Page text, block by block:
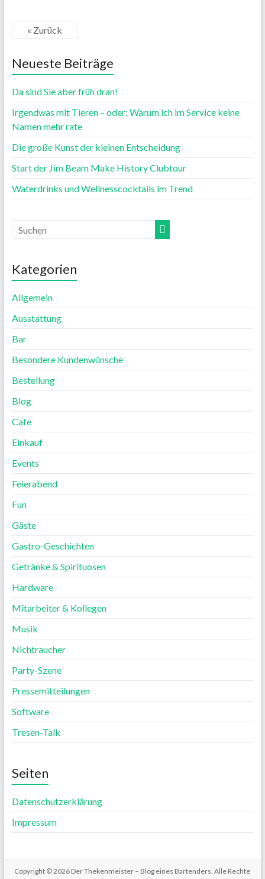
« Zurück
Neueste Beiträge
Da sind Sie aber früh dran!
Irgendwas mit Tieren – oder: Warum ich im Service keine
Namen mehr rate
Die große Kunst der kleinen Entscheidung
Start der Jim Beam Make History Clubtour
Waterdrinks und Wellnesscocktails im Trend
Kategorien
Allgemein
Ausstattung
Bar
Besondere Kundenwünsche
Bestellung
Blog
Cafe
Einkauf
Events
Feierabend
Fun
Gäste
Gastro-Geschichten
Getränke & Spirituosen
Hardware
Mitarbeiter & Kollegen
Musik
Nichtraucher
Party-Szene
Pressemitteilungen
Software
Tresen-Talk
Seiten
Datenschutzerklärung
Impressum
Copyright © 2026 Der Thekenmeister – Blog eines Bartenders. Alle Rechte